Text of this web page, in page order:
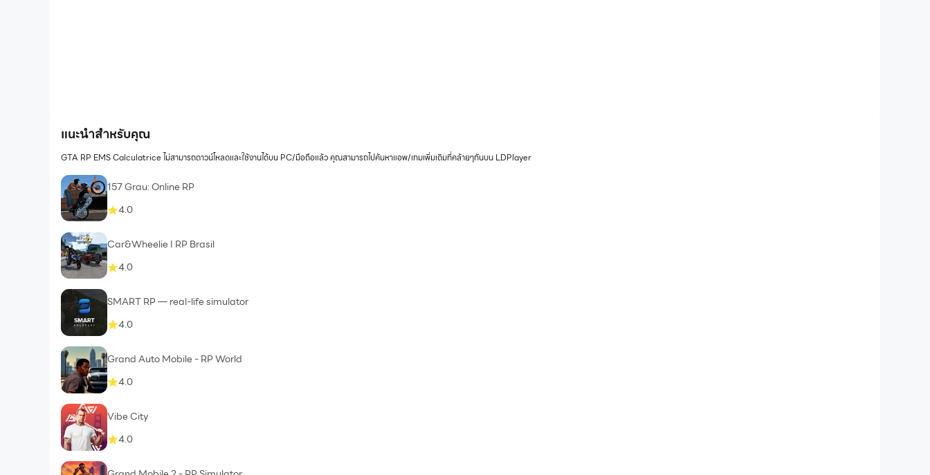
แนะนำสำหรับคุณ
GTA RP EMS Calculatrice ไม่สามารถดาวน์โหลดและใช้งานได้บน PC/มือถือแล้ว คุณสามารถไปค้นหาแอพ/เกมเพิ่มเดิมที่คล้ายๆกันบน LDPlayer
157 Grau: Online RP
4.0
Car&Wheelie I RP Brasil
4.0
SMART RP — real-life simulator
4.0
Grand Auto Mobile - RP World
4.0
Vibe City
4.0